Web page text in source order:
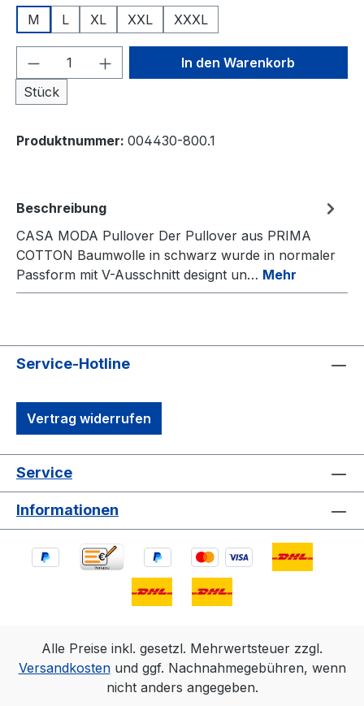
M
L XL XXL XXXL
Produkt Anzahl: Gib den
Stück
In den Warenkorb
Produktnummer: 004430-800.1
Beschreibung
CASA MODA Pullover Der Pullover aus PRIMA
COTTON Baumwolle in schwarz wurde in normaler
Passform mit V-Ausschnitt designt un… Mehr
Service-Hotline
Vertrag widerrufen
Service
Informationen
Alle Preise inkl. gesetzl. Mehrwertsteuer zzgl.
Versandkostenund ggf. Nachnahmegebühren, wenn
nicht anders angegeben.